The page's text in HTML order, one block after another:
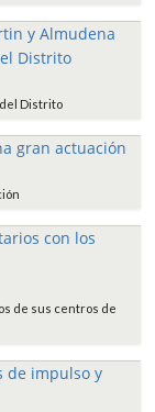
Distrito
de sus centros de